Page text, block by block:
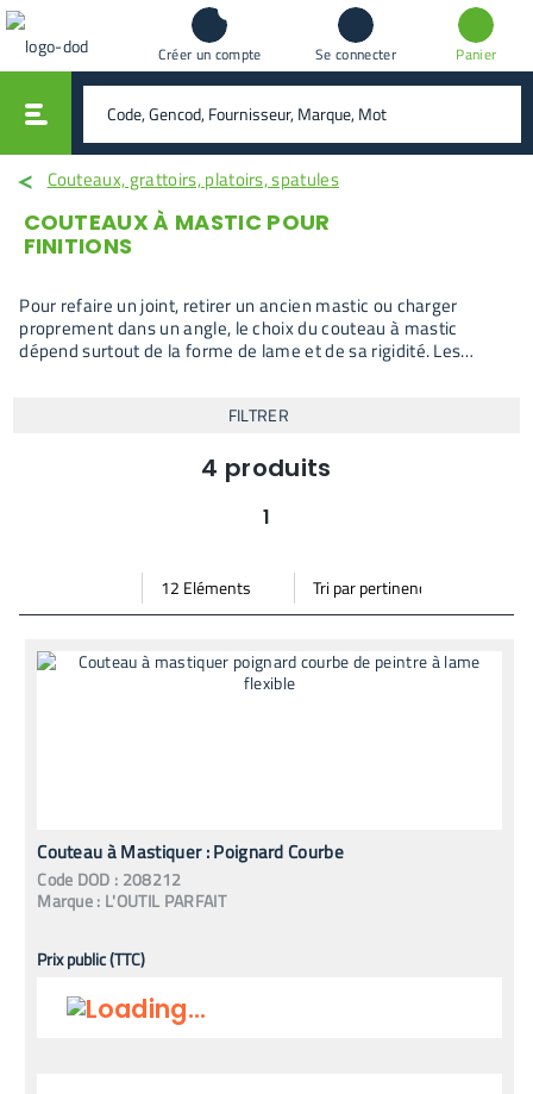
Créer un compte Se connecter Panier
rechercher
Couteaux, grattoirs, platoirs, spatules
COUTEAUX À MASTIC POUR
FINITIONS
Pour refaire un joint, retirer un ancien mastic ou charger
proprement dans un angle, le choix du couteau à mastic
dépend surtout de la forme de lame et de sa rigidité. Les
FILTRER
4 produits
1
Mode vignette
Mode bande
Par
page
Trier
par
Couteau à Mastiquer : Poignard Courbe
Code DOD : 208212
Marque : L'OUTIL PARFAIT
Prix public (TTC)